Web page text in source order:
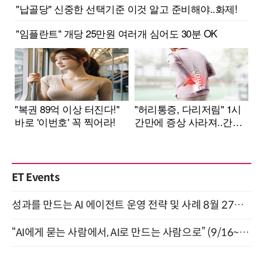
ET Events
성과를 만드는 AI 에이전트 운영 전략 및 사례 8월 27일 개최
“AI에게 묻는 사람에서, AI로 만드는 사람으로” (9/16~17)